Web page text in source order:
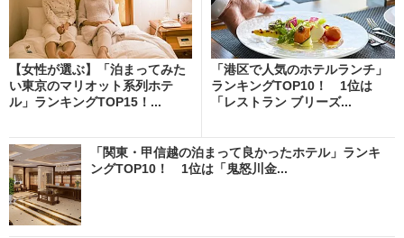
【女性が選ぶ】「泊まってみた
い東京のマリオット系列ホテ
ル」ランキングTOP15！...
「港区で人気のホテルランチ」
ランキングTOP10！ 1位は
「レストラン ブリーズ...
「関東・甲信越の泊まって良かったホテル」ランキ
ングTOP10！ 1位は「鬼怒川金...